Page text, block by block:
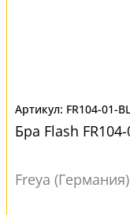
FR104-01-BL
Бра Flash
Freya (Германия)